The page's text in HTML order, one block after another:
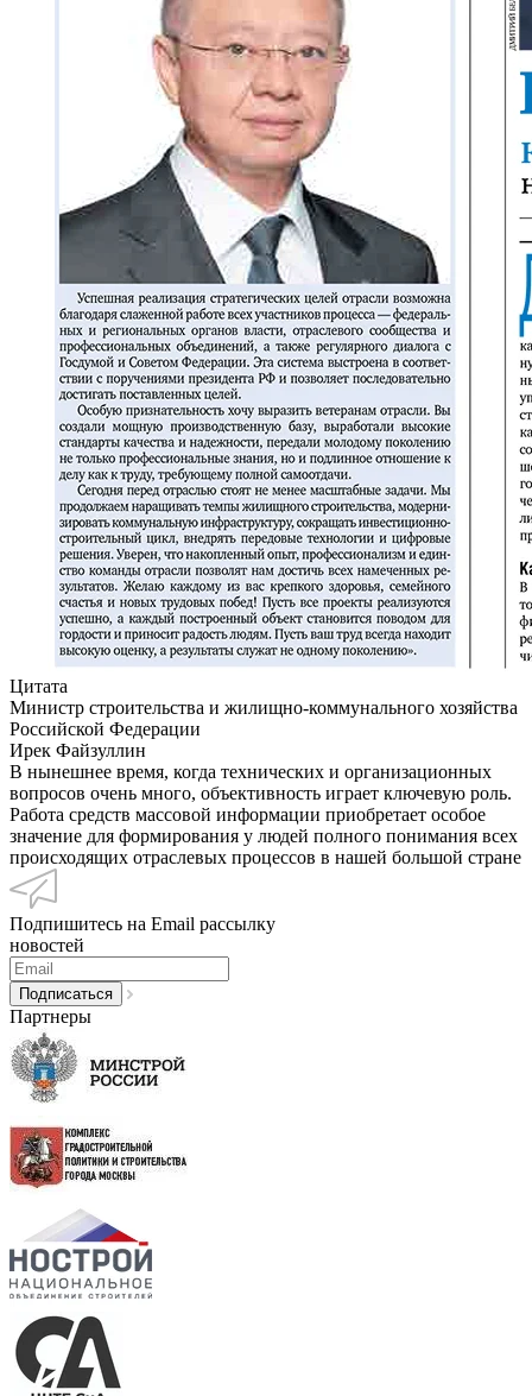
Цитата
Министр строительства и жилищно-коммунального хозяйства
Российской Федерации
Ирек Файзуллин
В нынешнее время, когда технических и организационных
вопросов очень много, объективность играет ключевую роль.
Работа средств массовой информации приобретает особое
значение для формирования у людей полного понимания всех
происходящих отраслевых процессов в нашей большой стране
Подпишитесь на Email рассылку
новостей
Партнеры